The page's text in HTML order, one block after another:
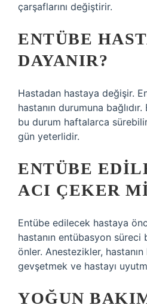
çarşaflarını değiştirir.
ENTÜBE
DAYANIR?
Hastadan hastaya değişir.
hastanın durumuna
bu durum haftalarca
gün yeterlidir.
ENTÜBE
ACI ÇEKER
Entübe edilecek hastaya
hastanın entübasyon süreci
önler. Anestezikler,
gevşetmek ve hastayı
YOĞUN